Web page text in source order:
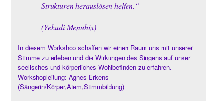
Strukturen herauslösen helfen.“
(Yehudi Menuhin)
In diesem Workshop schaffen wir einen Raum uns mit unserer
Stimme zu erleben und die Wirkungen des Singens auf unser
seelisches und körperliches Wohlbefinden zu erfahren.
Workshopleitung: Agnes Erkens
(Sängerin/Körper,Atem,Stimmbildung)